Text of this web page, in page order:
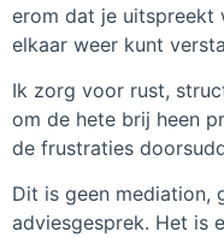
erom dat je uitspreekt
elkaar weer kunt
Ik zorg voor rust,
om de hete brij heen
de frustraties
Dit is geen mediation,
adviesgesprek. Het is